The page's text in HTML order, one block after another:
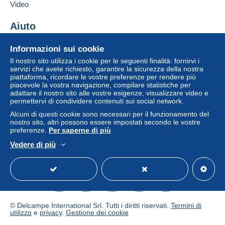
dell'acquirente.
clausole relative al pagamento, queste sono da
considerarsi nulle e non dovute. Le condizioni di
pagamento del sito Delcampe, definite nelle
condizioni d'uso, sono le uniche applicabili.
Gli acquisti devono essere pagati entro14 giorni
venditore.
Garanzia:
Diritto di recesso
dell'acquirente.
Per conoscere i termini per il reso e per il rimborso
consulta la Carta Delcampe
Versandbedingungen
Informazioni sui cookie
Il nostro sito utilizza i cookie per le seguenti finalità: fornirvi i
servizi che avete richiesto, garantire la sicurezza della nostra
piattaforma, ricordare le vostre preferenze per rendere più
piacevole la vostra navigazione, compilare statistiche per
adattare il nostro sito alle vostre esigenze, visualizzare video e
permettervi di condividere contenuti sui social network.
Alcuni di questi cookie sono necessari per il funzionamento del
nostro sito, altri possono essere impostati secondo le vostre
preferenze. Per saperne di più
Vedere di più
Video
Aiuto
Acquistare su Delcampe
Vendere su Delcampe
Un sito sicuro
© Delcampe International Srl. Tutti i diritti riservati. Termini di
utilizzo e privacy. Gestione dei cookie